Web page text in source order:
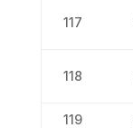
117
118
119